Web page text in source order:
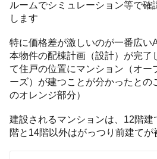
ルームでシミュレーション等で確
します
特に価格差が激しいのが一番広い
本物件の配棟計画（設計）が完了
て住戸の位置にマンション（オー
ーズ）が建つことが分かったと
のオレンジ部分）
建設されるマンションは、12階
階と14階以外はがっつり前建てが